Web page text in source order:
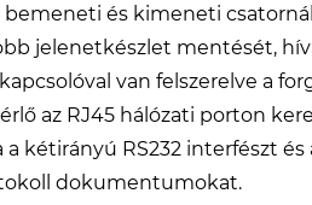
bemeneti és kimeneti
jelenetkészlet mentését,
van felszerelve a
az RJ45 hálózati porton
a kétirányú RS232 interfészt
dokumentumokat.